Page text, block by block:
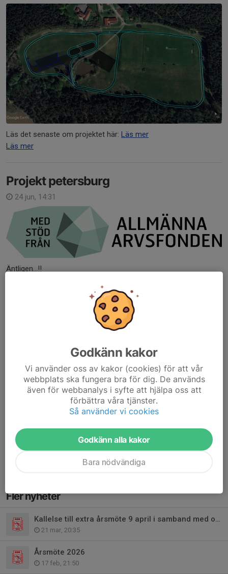
Läs det senaste om projektet här: Läs mer
Läs mer
Projekt petersburg
24 jun, 14:31
Äntligen...!!
kommer och vi realiserar Projekt Petersburg!
Vi är stolta över att vi kommit så här långt och genom och över
Påminnelse om extra årsmöte
6 apr, 21:47
Jag påminner all medlemmar om extra årsmöte i
Petersburgsstugan 9 april kl 18:00. Kallelse och dagordning har
tidigare skickats och annonserats här på hemdidan.
Direkt efter årsmötet genomförs ett sedvanligt...
Fler nyheter
Kallelse till extra årsmöte 9 april i samband med ordinarie styrelsemöte
21 mar, 20:35
Årsmöte 2026
17 feb, 21:50
Godkänn kakor
Vi använder oss av kakor (cookies) för att vår
webbplats ska fungera bra för dig. De används
även för webbanalys i syfte att hjälpa oss att
förbättra våra tjänster.
Så använder vi cookies
Godkänn alla kakor
Bara nödvändiga